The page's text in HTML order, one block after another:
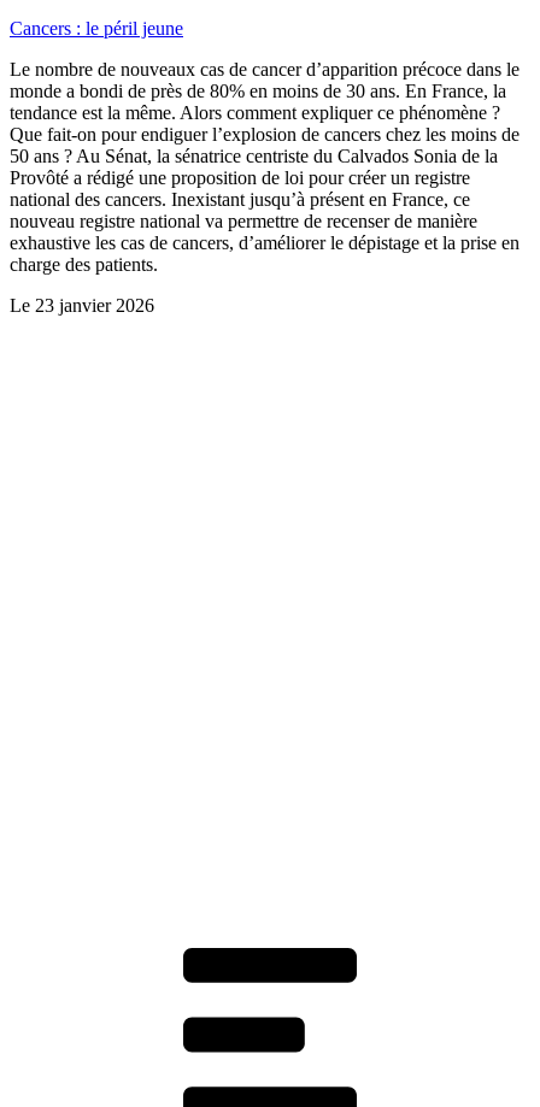
Cancers : le péril jeune
Le nombre de nouveaux cas de cancer d’apparition précoce dans le
monde a bondi de près de 80% en moins de 30 ans. En France, la
tendance est la même. Alors comment expliquer ce phénomène ?
Que fait-on pour endiguer l’explosion de cancers chez les moins de
50 ans ? Au Sénat, la sénatrice centriste du Calvados Sonia de la
Provôté a rédigé une proposition de loi pour créer un registre
national des cancers. Inexistant jusqu’à présent en France, ce
nouveau registre national va permettre de recenser de manière
exhaustive les cas de cancers, d’améliorer le dépistage et la prise en
charge des patients.
Le 23 janvier 2026